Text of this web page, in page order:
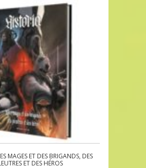
MAGES ET DES BRIGANDS, DES
ET DES HÉROS